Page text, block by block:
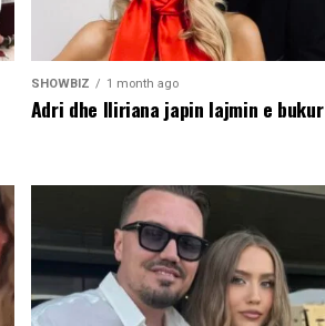
SHOWBIZ 1 month ago
Adri dhe Iliriana japin lajmin e bukur